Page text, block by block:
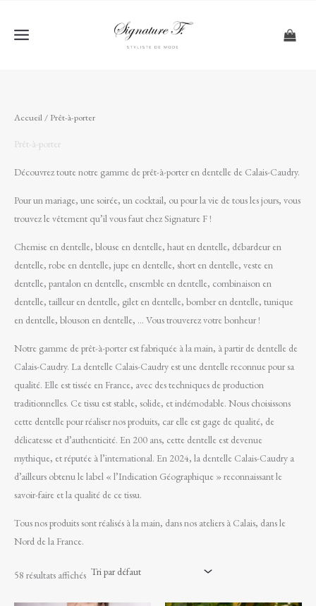
Accueil / Prêt-à-porter
Prêt-à-porter
Découvrez toute notre gamme de prêt-à-porter en dentelle de Calais-Caudry.
Pour un mariage, une soirée, un cocktail, ou pour la vie de tous les jours, vous
trouvez le vêtement qu’il vous faut chez Signature F !
Chemise en dentelle, blouse en dentelle, haut en dentelle, débardeur en
dentelle, robe en dentelle, jupe en dentelle, short en dentelle, veste en
dentelle, pantalon en dentelle, ensemble en dentelle, combinaison en
dentelle, tailleur en dentelle, gilet en dentelle, bomber en dentelle, tunique
en dentelle, blouson en dentelle, … Vous trouverez votre bonheur !
Notre gamme de prêt-à-porter est fabriquée à la main, à partir de dentelle de
Calais-Caudry. La dentelle Calais-Caudry est une dentelle reconnue pour sa
qualité. Elle est tissée en France, avec des techniques de production
traditionnelles. Ce tissu est stable, solide, et indémodable. Nous choisissons
cette dentelle pour réaliser nos produits, car elle est gage de qualité, de
délicatesse et d’authenticité. En 200 ans, cette dentelle est devenue
mythique, et réputée à l’international. En 2024, la dentelle Calais-Caudry a
d’ailleurs obtenu le label « l’Indication Géographique » reconnaissant le
savoir-faire et la qualité de ce tissu.
Tous nos produits sont réalisés à la main, dans nos ateliers à Calais, dans le
Nord de la France.
58 résultats affichés